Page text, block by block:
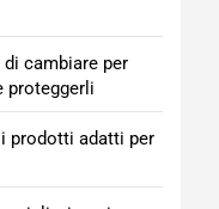
cambiare per
proteggerli
prodotti adatti per